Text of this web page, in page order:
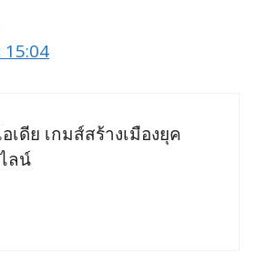
เดีย เกมส์สร้างเมืองยุค
ลน์